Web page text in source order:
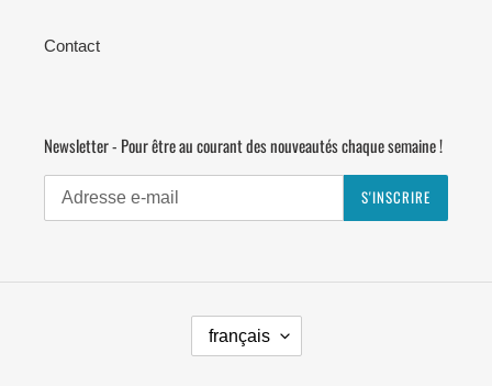
Contact
Newsletter - Pour être au courant des nouveautés chaque semaine !
S'INSCRIRE
L
A français